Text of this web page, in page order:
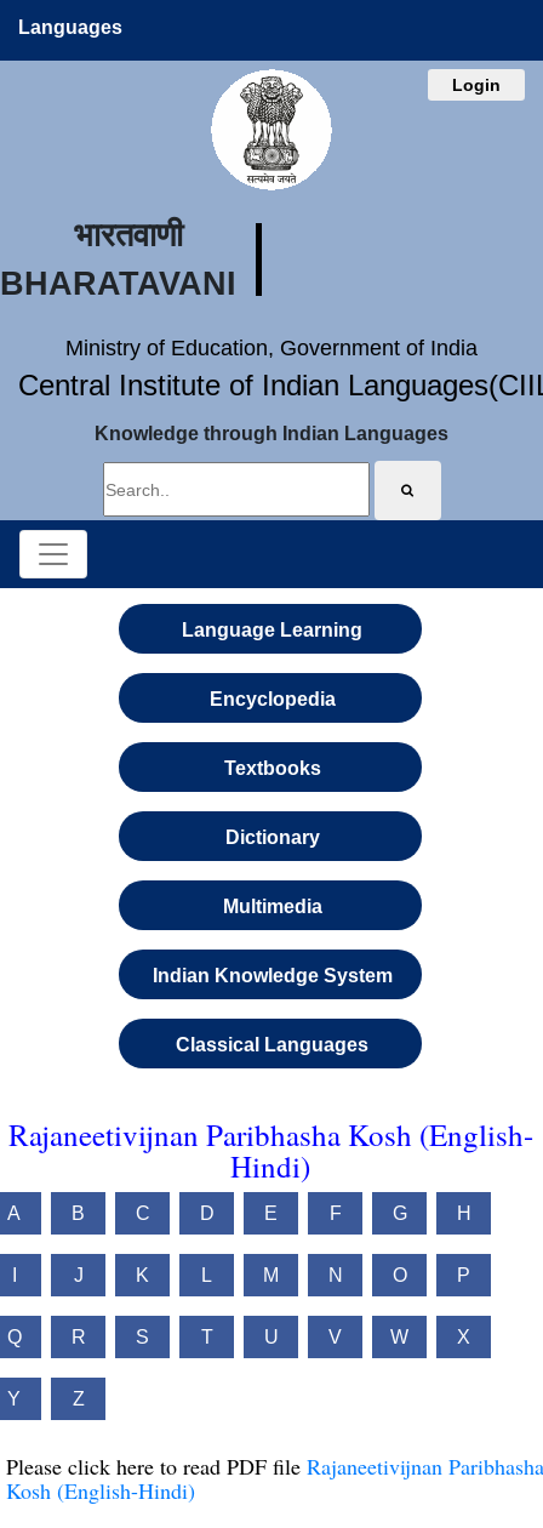
Languages
Login
भारतवाणी
BHARATAVANI
Ministry of Education, Government of India
Central Institute of Indian
Knowledge through Indian Languages
Language Learning
Encyclopedia
Textbooks
Dictionary
Multimedia
Indian Knowledge System
Classical Languages
Rajaneetivijnan Paribhasha Kosh (English-
Hindi)
A B C D E F G H
J K L M N O P
Q R S T U V W X
Y Z
Please click here to read PDF file Rajaneetivijnan Paribhasha
Kosh (English-Hindi)